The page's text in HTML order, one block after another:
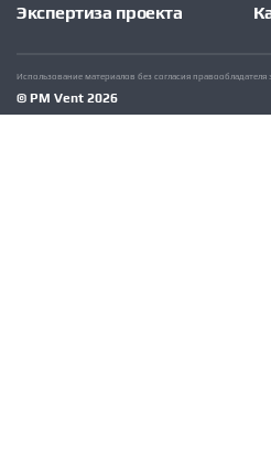
Экспертиза проекта
© PM Vent 2026
Использование материалов без согласия правообладателя